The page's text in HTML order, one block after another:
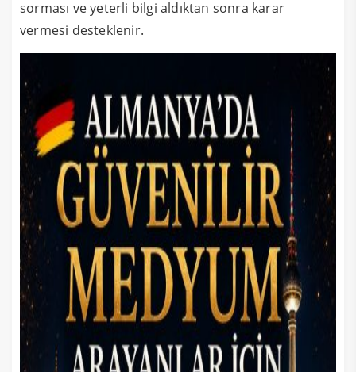
sorması ve yeterli bilgi aldıktan sonra karar
vermesi desteklenir.